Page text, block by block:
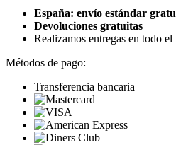
España: envío estándar
Devoluciones gratuitas
Realizamos entregas en todo el
Métodos de pago:
Transferencia bancaria